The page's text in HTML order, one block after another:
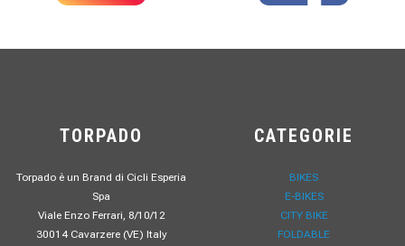
TORPADO
Torpado è un Brand di Cicli Esperia
Spa
Viale Enzo Ferrari, 8/10/12
30014 Cavarzere (VE) Italy
CATEGORIE
BIKES
E-BIKES
CITY BIKE
FOLDABLE